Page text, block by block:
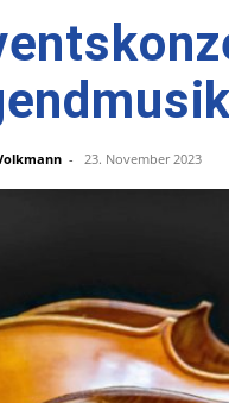
- 23. November 2023